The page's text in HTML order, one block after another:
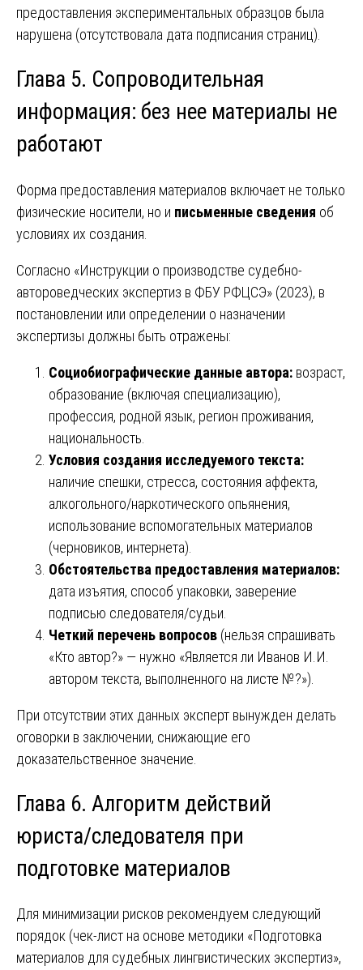
предоставления экспериментальных образцов была
нарушена (отсутствовала дата подписания страниц).
Глава 5. Сопроводительная
информация: без нее материалы не
работают
Форма предоставления материалов включает не только
физические носители, но и письменные сведения об
условиях их создания.
Согласно «Инструкции о производстве судебно-
автороведческих экспертиз в ФБУ РФЦСЭ» (2023), в
постановлении или определении о назначении
экспертизы должны быть отражены:
Социобиографические данные автора: возраст,
образование (включая специализацию),
профессия, родной язык, регион проживания,
национальность.
Условия создания исследуемого текста:
наличие спешки, стресса, состояния аффекта,
алкогольного/наркотического опьянения,
использование вспомогательных материалов
(черновиков, интернета).
Обстоятельства предоставления материалов:
дата изъятия, способ упаковки, заверение
подписью следователя/судьи.
Четкий перечень вопросов (нельзя спрашивать
«Кто автор?» — нужно «Является ли Иванов И.И.
автором текста, выполненного на листе №?»).
При отсутствии этих данных эксперт вынужден делать
оговорки в заключении, снижающие его
доказательственное значение.
Глава 6. Алгоритм действий
юриста/следователя при
подготовке материалов
Для минимизации рисков рекомендуем следующий
порядок (чек-лист на основе методики «Подготовка
материалов для судебных лингвистических экспертиз»,